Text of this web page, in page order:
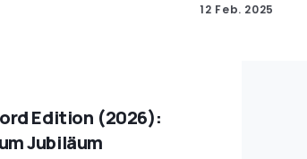
12 Feb. 2025
Edition (2026):
Jubiläum